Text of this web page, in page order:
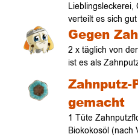
Lieblingsleckerei,
verteilt es sich
Gegen
2 x täglich von
ist es als
gemacht
1 Tüte
Biokokosöl (nach